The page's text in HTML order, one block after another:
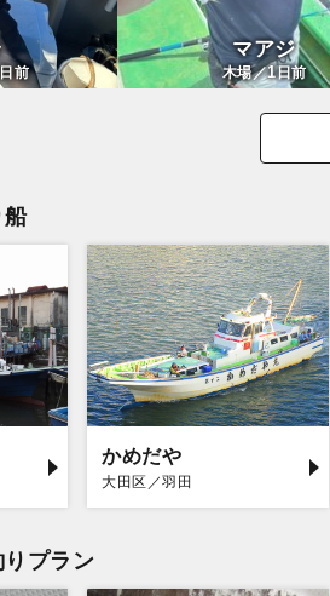
日前
マアジ
木場／1日前
船
かめだや
大田区／羽田
プラン